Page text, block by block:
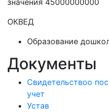
значения 45000000000
ОКВЕД
Образование
Документы
Свидетельствоо
учет
Устав